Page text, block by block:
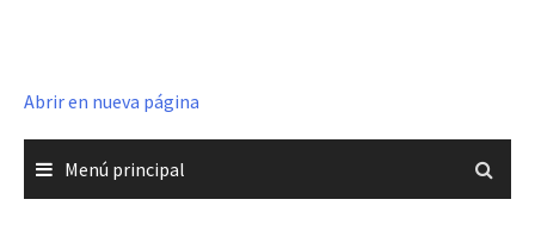
Abrir en nueva página
Menú principal